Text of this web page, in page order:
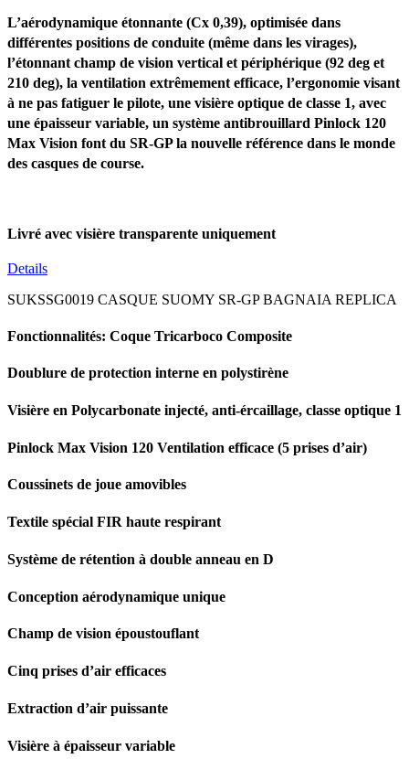
L’aérodynamique étonnante (Cx 0,39), optimisée dans
différentes positions de conduite (même dans les virages),
l’étonnant champ de vision vertical et périphérique (92 deg et
210 deg), la ventilation extrêmement efficace, l’ergonomie visant
à ne pas fatiguer le pilote, une visière optique de classe 1, avec
une épaisseur variable, un système antibrouillard Pinlock 120
Max Vision font du SR-GP la nouvelle référence dans le monde
des casques de course.
Livré avec visière transparente uniquement
Details
SUKSSG0019 CASQUE SUOMY SR-GP BAGNAIA REPLICA
Fonctionnalités: Coque Tricarboco Composite
Doublure de protection interne en polystirène
Visière en Polycarbonate injecté, anti-ércaillage, classe optique 1
Pinlock Max Vision 120 Ventilation efficace (5 prises d’air)
Coussinets de joue amovibles
Textile spécial FIR haute respirant
Système de rétention à double anneau en D
Conception aérodynamique unique
Champ de vision époustouflant
Cinq prises d’air efficaces
Extraction d’air puissante
Visière à épaisseur variable